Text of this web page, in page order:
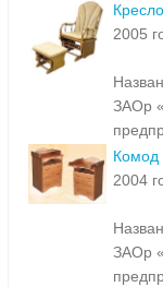
2005
ЗАОр
Комод
2004
ЗАОр